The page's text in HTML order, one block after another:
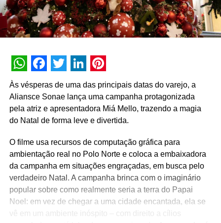
WhatsApp
Facebook
Twitter
LinkedIn
Pinterest
Às vésperas de uma das principais datas do varejo, a
Aliansce Sonae lança uma campanha protagonizada
pela atriz e apresentadora Miá Mello, trazendo a magia
do Natal de forma leve e divertida.
O filme usa recursos de computação gráfica para
ambientação real no Polo Norte e coloca a embaixadora
da campanha em situações engraçadas, em busca pelo
verdadeiro Natal. A campanha brinca com o imaginário
popular sobre como realmente seria a terra do Papai
Noel: em vez de chegar a uma cidade encantada, ela se
vê em um ambiente inóspito – com direito a cílios